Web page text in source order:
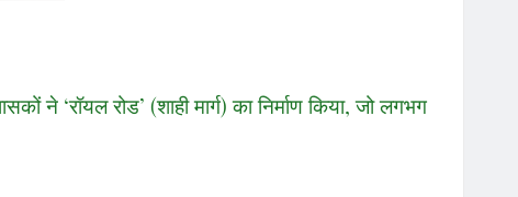
ने ‘रॉयल रोड’ (शाही मार्ग) का निर्माण किया, जो लगभग